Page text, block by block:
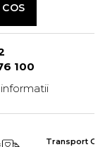
100
Transport